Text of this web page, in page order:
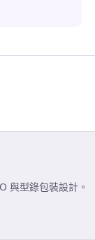
與型錄包裝設計。